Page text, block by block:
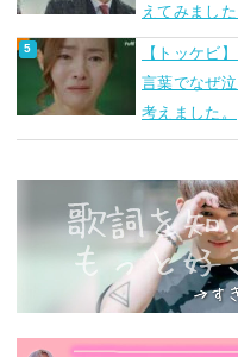
えてみました
【トッケビ
言葉でなぜ
考えました。